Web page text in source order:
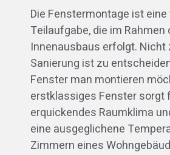
Die Fenstermontage ist
Teilaufgabe, die im Rahmen
Innenausbaus erfolgt.
Sanierung ist zu
Fenster man montieren
erstklassiges Fenster sorgt
erquickendes Raumklima
eine ausgeglichene
Zimmern eines